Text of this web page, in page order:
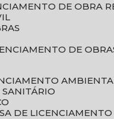
DE OBRA
DE
DE